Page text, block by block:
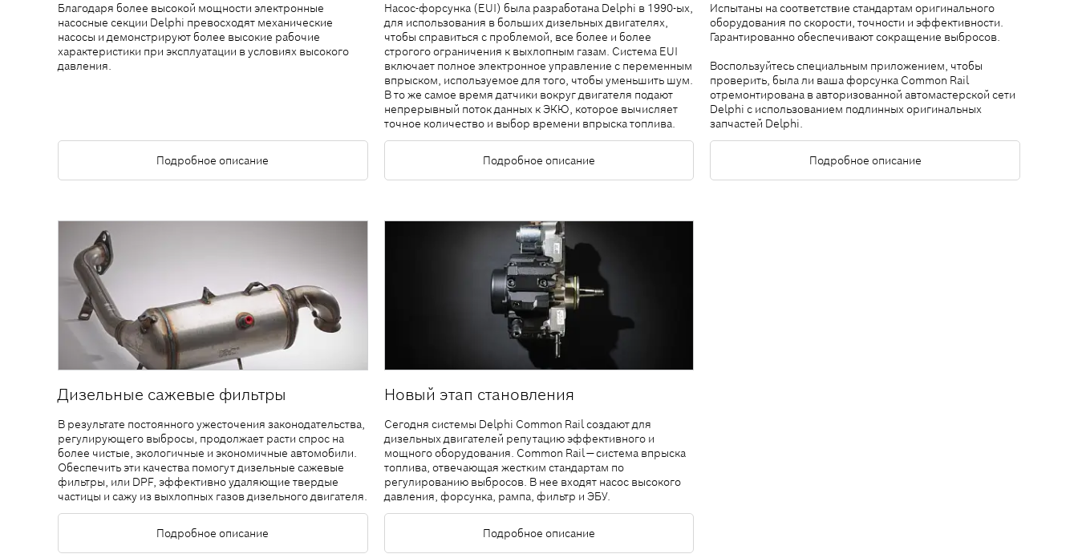
Благодаря более высокой мощности электронные
насосные секции Delphi превосходят механические
насосы и демонстрируют более высокие рабочие
характеристики при эксплуатации в условиях высокого
давления.
Подробное описание
Насос-форсунка (EUI) была разработана Delphi в 1990-ых,
для использования в больших дизельных двигателях,
чтобы справиться с проблемой, все более и более
строгого ограничения к выхлопным газам. Система EUI
включает полное электронное управление с переменным
впрыском, используемое для того, чтобы уменьшить шум.
В то же самое время датчики вокруг двигателя подают
непрерывный поток данных к ЭКЮ, которое вычисляет
точное количество и выбор времени впрыска топлива.
Подробное описание
Испытаны на соответствие стандартам оригинального
оборудования по скорости, точности и эффективности.
Гарантированно обеспечивают сокращение выбросов.
Воспользуйтесьспециальным приложением, чтобы
проверить, была ли ваша форсунка Common Rail
отремонтирована в авторизованной автомастерской сети
Delphi с использованием подлинных оригинальных
запчастей Delphi.
Подробное описание
Дизельные сажевые фильтры
В результате постоянного ужесточения законодательства,
регулирующего выбросы, продолжает расти спрос на
более чистые, экологичные и экономичные автомобили.
Обеспечить эти качества помогут дизельные сажевые
фильтры, или DPF, эффективно удаляющие твердые
частицы и сажу из выхлопных газов дизельного двигателя.
Подробное описание
Новый этап становления
Сегодня системы Delphi Common Rail создают для
дизельных двигателей репутацию эффективного и
мощного оборудования. Common Rail — система впрыска
топлива, отвечающая жестким стандартам по
регулированию выбросов. В нее входят насос высокого
давления, форсунка, рампа, фильтр и ЭБУ.
Подробное описание